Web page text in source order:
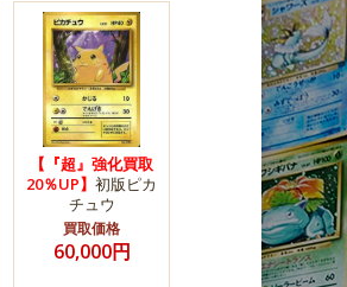
【『超』強化買取
20％UP】 初版ピカ
チュウ
買取価格
60,000円